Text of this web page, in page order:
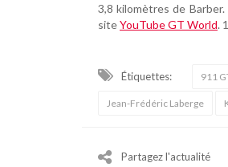
3,8 kilomètres de
siteYouTube GT World.
Étiquettes: 911
Jean-Frédéric Laberge
Partagez l'actualité